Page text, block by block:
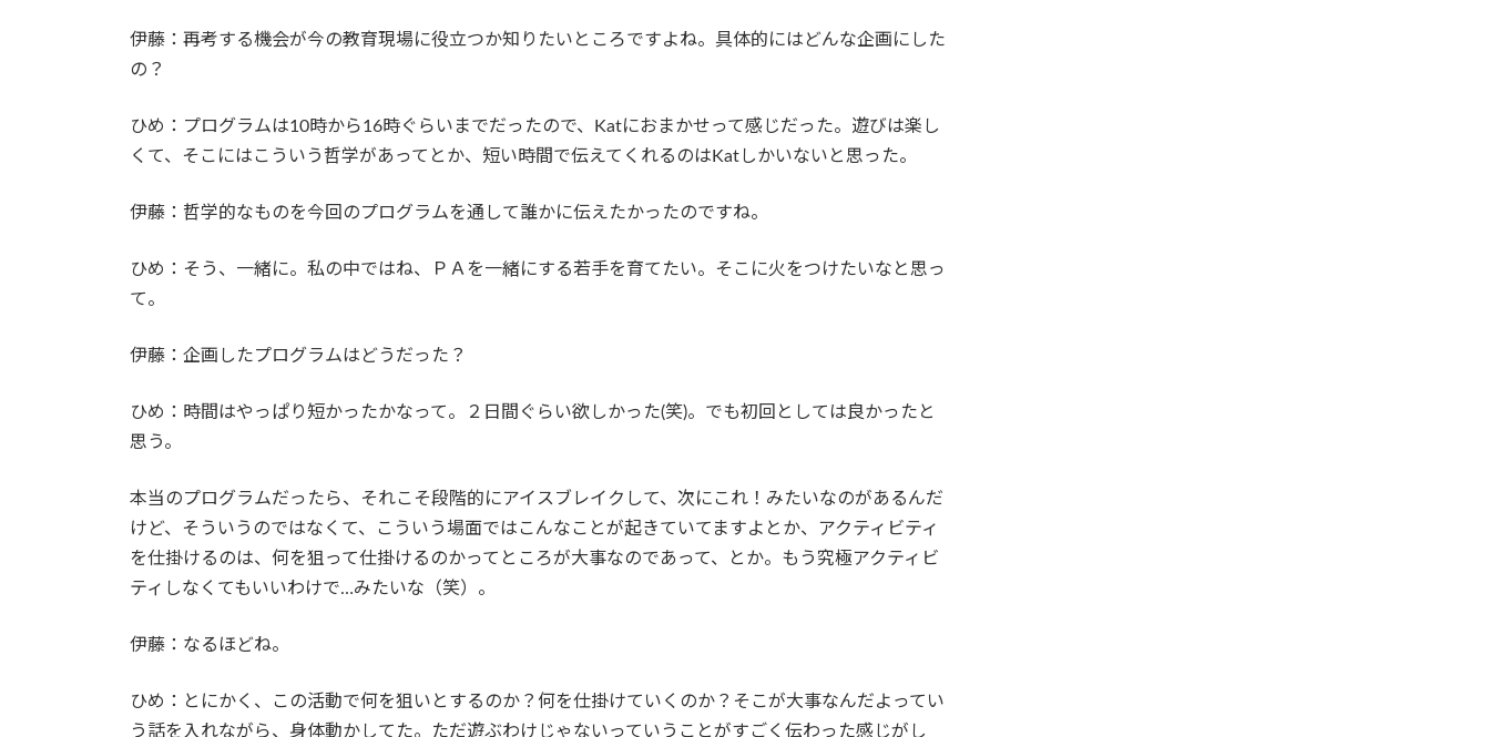
伊藤：再考する機会が今の教育現場に役立つか知りたいところですよね。具体的にはどんな企画にした
の？
ひめ：プログラムは10時から16時ぐらいまでだったので、Katにおまかせって感じだった。遊びは楽し
くて、そこにはこういう哲学があってとか、短い時間で伝えてくれるのはKatしかいないと思った。
伊藤：哲学的なものを今回のプログラムを通して誰かに伝えたかったのですね。
ひめ：そう、一緒に。私の中ではね、ＰＡを一緒にする若手を育てたい。そこに火をつけたいなと思っ
て。
伊藤：企画したプログラムはどうだった？
ひめ：時間はやっぱり短かったかなって。２日間ぐらい欲しかった(笑)。でも初回としては良かったと
思う。
本当のプログラムだったら、それこそ段階的にアイスブレイクして、次にこれ！みたいなのがあるんだ
けど、そういうのではなくて、こういう場面ではこんなことが起きていてますよとか、アクティビティ
を仕掛けるのは、何を狙って仕掛けるのかってところが大事なのであって、とか。もう究極アクティビ
ティしなくてもいいわけで…みたいな（笑）。
伊藤：なるほどね。
ひめ：とにかく、この活動で何を狙いとするのか？何を仕掛けていくのか？そこが大事なんだよってい
う話を入れながら、身体動かしてた。ただ遊ぶわけじゃないっていうことがすごく伝わった感じがし